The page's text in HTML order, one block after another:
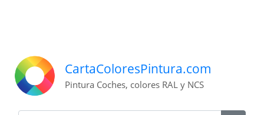
CartaColoresPintura.com
Pintura Coches, colores RAL y NCS